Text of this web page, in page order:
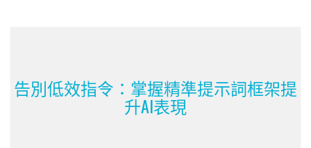
告別低效指令：掌握精準提示詞框架提
升AI表現